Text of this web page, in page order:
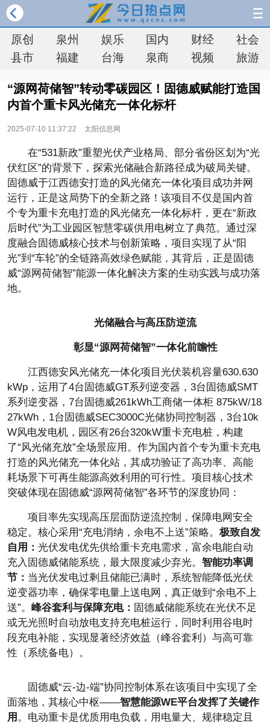
原创 泉州 娱乐 国内 财经
社会
县市
福建 台海 泉商 视频 旅游
“源网荷储智”转动零碳园区！固德威赋能打造国
内首个重卡风光储充一体化标杆
2025-07-10 11:37:22 太阳信息网
在“531新政”重塑光伏产业格局、部分省份区划为“光
伏红区”的背景下，探索光储融合新路径成为破局关键。
固德威于江西德安打造的风光储充一体化项目成功并网
运行，正是这局势下的全新之路！该项目不仅是国内首
个专为重卡充电打造的风光储充一体化标杆，更在“新政
后时代”为工业园区智慧零碳供用电树立了典范。通过深
度融合固德威核心技术与创新策略，项目实现了从“阳
光”到“车轮”的全链路高效绿色赋能，其背后，正是固德
威“源网荷储智”能源一体化解决方案的生动实践与成功落
地。
光储融合与高压防逆流
彰显“源网荷储智”一体化前瞻性
江西德安风光储充一体化项目光伏装机容量630.630
kWp，运用了4台固德威GT系列逆变器，3台固德威SMT
系列逆变器，7台固德威261kWh工商储一体柜 875kW/18
27kWh，1台固德威SEC3000C光储协同控制器，3台10k
W风电发电机，园区有26台320kW重卡充电桩，构建
了“风光储充放”全场景应用。作为国内首个专为重卡充电
打造的风光储充一体化站，其成功验证了高功率、高能
耗场景下可再生能源高效利用的可行性。项目核心技术
突破体现在固德威“源网荷储智”各环节的深度协同：
项目率先实现高压层面防逆流控制，保障电网安全
稳定。核心采用“充电消纳，余电不上送”策略。 极致自发
自用： 光伏发电优先供给重卡充电需求，富余电能自动
充入固德威储能系统，最大限度减少弃光。 智能功率调
节： 当光伏发电过剩且储能已满时，系统智能降低光伏
逆变器功率，确保零电量上送电网，真正做到“余电不上
送”。 峰谷套利与保障充电： 固德威储能系统在光伏不足
或无光照时自动放电支持充电桩运行，同时利用谷电时
段充电补能，实现显著经济效益（峰谷套利）与高可靠
性（系统备电）。
固德威“云-边-端”协同控制体系在该项目中实现了全
面落地，其核心中枢——智慧能源WE平台发挥了关键作
用 。电动重卡是优质用电负载，用电量大、规律稳定且